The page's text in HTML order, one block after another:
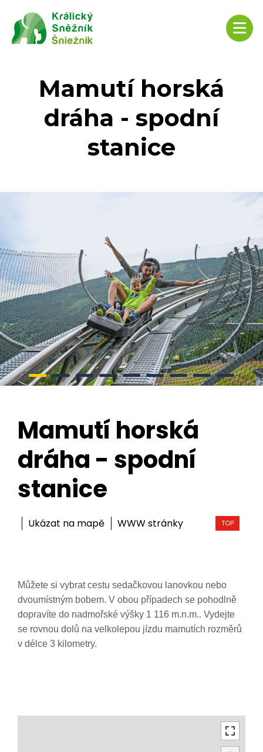
Mamutí horská
dráha - spodní
stanice
Mamutí horská
dráha - spodní
stanice
TOP
Ukázat na mapě WWW stránky
Můžete si vybrat cestu sedačkovou lanovkou nebo
dvoumístným bobem. V obou případech se pohodlně
dopravíte do nadmořské výšky 1 116 m.n.m.. Vydejte
se rovnou dolů na velkolepou jízdu mamutích rozměrů
v délce 3 kilometry.